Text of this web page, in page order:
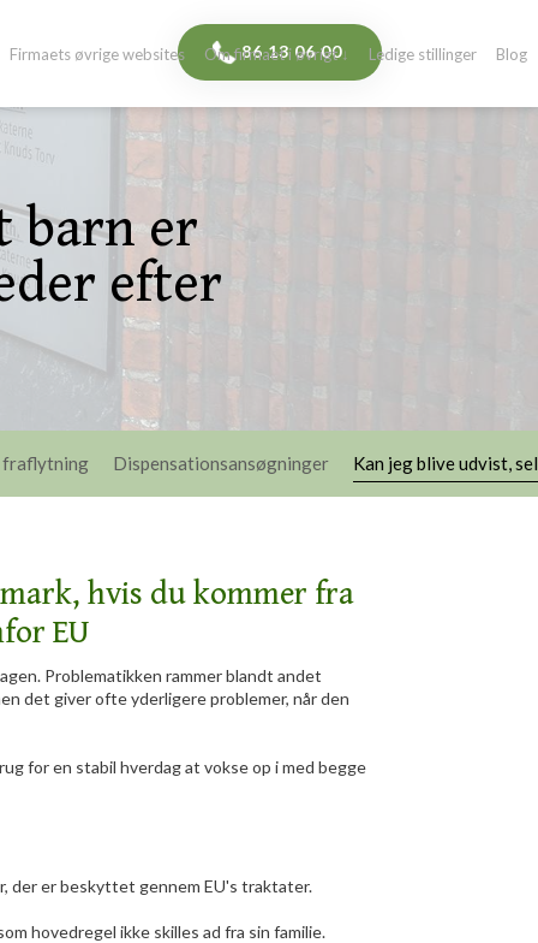
Firmaets øvrige websites Om firmaet i øvrigt ↓ Ledige stillinger Blog
​86 13 06 00​
barn er
efter
fraflytning Dispensationsansøgninger Kan jeg blive udvist,
hvis du kommer fra
EU
Problematikken rammer blandt andet
det giver ofte yderligere problemer, når den
for en stabil hverdag at vokse op i med begge
der er beskyttet gennem EU's traktater.
hovedregel ikke skilles ad fra sin familie.